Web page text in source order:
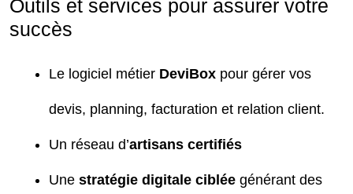
Outils et services pour assurer votre
succès
Le logiciel métier DeviBox pour gérer vos
devis, planning, facturation et relation client.
Un réseau d’artisans certifiés
Une stratégie digitale ciblée générant des